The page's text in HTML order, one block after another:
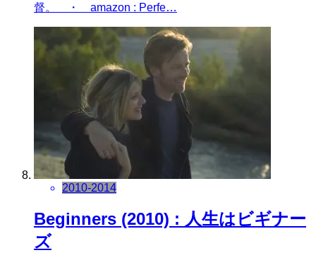
督。 ・ amazon : Perfe…
2010-2014
Beginners (2010) : 人生はビギナー
ズ